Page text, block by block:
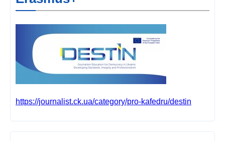
https://journalist.ck.ua/category/pro-kafedru/destin